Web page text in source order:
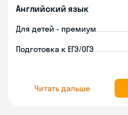
Английский язык
Для детей - премиум
Подготовка к ЕГЭ/ОГЭ
Читать дальше